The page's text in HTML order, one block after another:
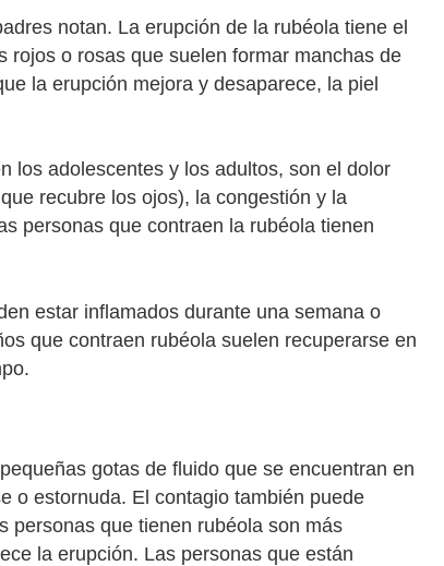
notan. La erupción de la rubéola tiene el
rojos o rosas que suelen formar manchas de
la erupción mejora y desaparece, la piel
los adolescentes y los adultos, son el dolor
recubre los ojos), la congestión y la
personas que contraen la rubéola tienen
estar inflamados durante una semana o
que contraen rubéola suelen recuperarse en
gotas de fluido que se encuentran en
o estornuda. El contagio también puede
personas que tienen rubéola son más
la erupción. Las personas que están